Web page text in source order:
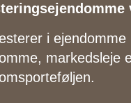
i
markedsleje